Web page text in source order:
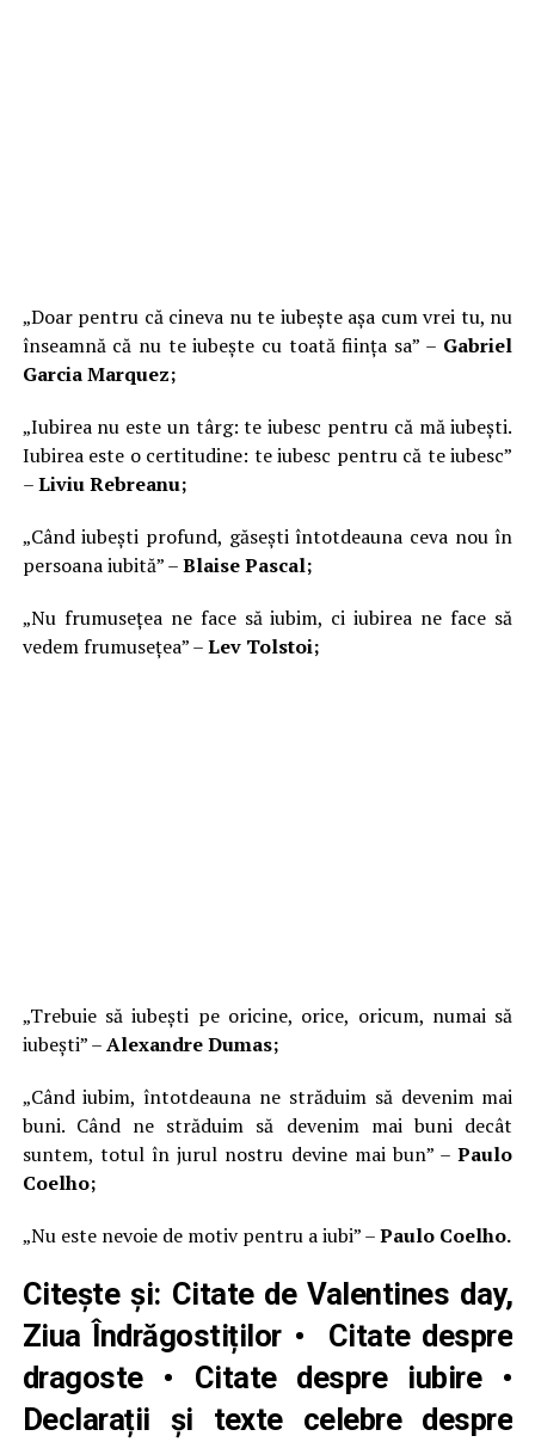
„Doar pentru că cineva nu te iubește așa cum vrei tu, nu
înseamnă că nu te iubește cu toată ființa sa” – Gabriel
Garcia Marquez;
„Iubirea nu este un târg: te iubesc pentru că mă iubești.
Iubirea este o certitudine: te iubesc pentru că te iubesc”
–Liviu Rebreanu;
„Când iubești profund, găsești întotdeauna ceva nou în
persoana iubită” –Blaise Pascal;
„Nu frumusețea ne face să iubim, ci iubirea ne face să
vedem frumusețea” –Lev Tolstoi;
„Trebuie să iubești pe oricine, orice, oricum, numai să
iubești” –Alexandre Dumas;
„Când iubim, întotdeauna ne străduim să devenim mai
buni. Când ne străduim să devenim mai buni decât
suntem, totul în jurul nostru devine mai bun” –Paulo
Coelho;
„Nu este nevoie de motiv pentru a iubi” –Paulo Coelho.
Citește și: Citate de Valentines day,
Ziua Îndrăgostiților • Citate despre
dragoste • Citate despre iubire •
Declarații și texte celebre despre